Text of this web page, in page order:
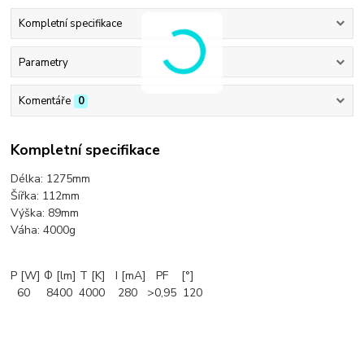
Kompletní specifikace
Parametry
Komentáře 0
Kompletní specifikace
Délka: 1275mm
Šířka: 112mm
Výška: 89mm
Váha: 4000g
P [W] Ф [lm] T [K] I [mA] PF [°]
60 8400 4000 280 >0,95 120